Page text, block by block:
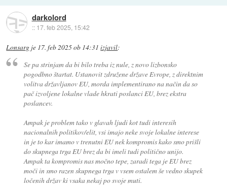
darkolord
:: 17. feb 2025, 15:42
Lonsarg je 17. feb 2025 ob 14:31 izjavil:
Se pa strinjam da bi bilo treba iz nule, z novo lizbonsko
pogodbno štartat. Ustanovit združene države Evrope, z direktnim
volitva državljanov EU, morda implementirano na način da so
pač izvoljene lokalne vlade hkrati poslanci EU, brez ekstra
poslancev.
Ampak je problem tako v glavah ljudi kot tudi interesih
nacionalnih politikov/elit, vsi imajo neke svoje lokalne interese
in je to kar imamo v trenutni EU nek kompromis kako smo prišli
do skupnega trga EU brez da bi imeli tudi politično unijo.
Ampak ta kompromis nas močno tepe, zaradi tega je EU brez
moči in smo razen skupnega trga v vsem ostalem še vedno skupek
ločenih držav ki vsaka nekaj po svoje muti.